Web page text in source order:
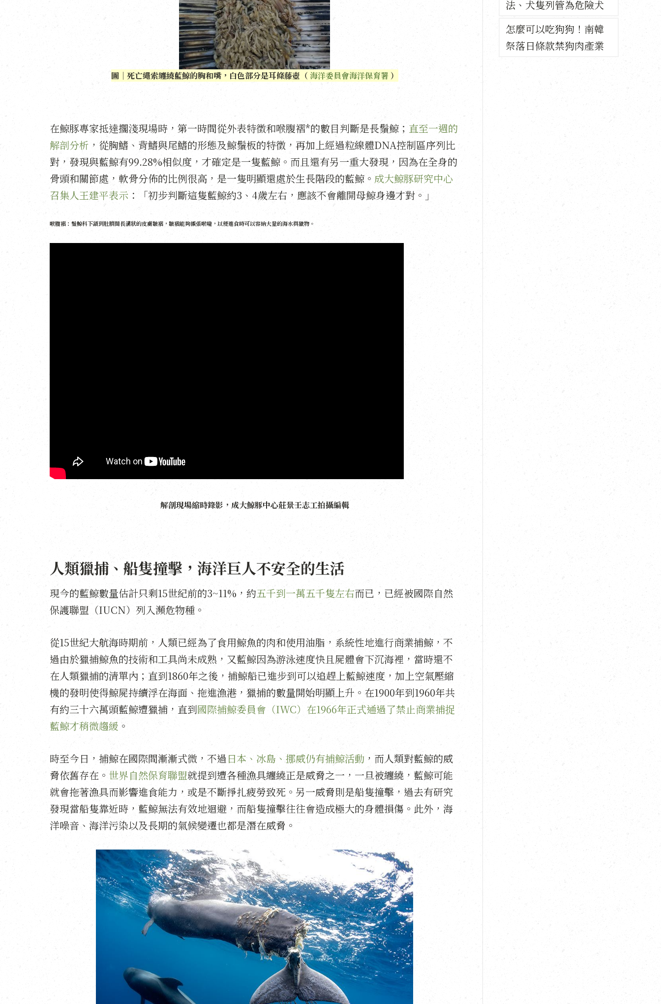
圖｜死亡繩索纏繞藍鯨的胸和嘴，白色部分是耳條藤壺（ 海洋委員會海洋保育署 ）
在鯨豚專家抵達擱淺現場時，第一時間從外表特徵和喉腹褶*的數目判斷是長鬚鯨； 直至一週的
解剖分析 ，從胸鰭、背鰭與尾鰭的形態及鯨鬚板的特徵，再加上經過粒線體DNA控制區序列比
對，發現與藍鯨有99.28%相似度，才確定是一隻藍鯨。而且還有另一重大發現，因為在全身的
骨頭和關節處，軟骨分佈的比例很高，是一隻明顯還處於生長階段的藍鯨。 成大鯨豚研究中心
召集人王建平表示 ：「初步判斷這隻藍鯨約3、4歲左右，應該不會離開母鯨身邊才對。」
喉腹褶：鬚鯨科下頷到肚臍間長溝狀的皮膚皺褶，皺褶能夠擴張喉嚨，以便進食時可以容納大量的海水與獵物。
解剖現場縮時錄影， 成大鯨豚中心莊景壬志工拍攝編輯
人類獵捕、船隻撞擊，海洋巨人不安全的生活
現今的藍鯨數量估計只剩15世紀前的3~11%，約五千到一萬五千隻左右而已，已經被國際自然
保護聯盟（IUCN）列入瀕危物種。
從15世紀大航海時期前，人類已經為了食用鯨魚的肉和使用油脂，系統性地進行商業捕鯨，不
過由於獵捕鯨魚的技術和工具尚未成熟，又藍鯨因為游泳速度快且屍體會下沉海裡，當時還不
在人類獵捕的清單內；直到1860年之後，捕鯨船已進步到可以追趕上藍鯨速度，加上空氣壓縮
機的發明使得鯨屍持續浮在海面、拖進漁港，獵捕的數量開始明顯上升。在1900年到1960年共
有約三十六萬頭藍鯨遭獵捕，直到國際捕鯨委員會（IWC）在1966年正式通過了禁止商業捕捉
藍鯨才稍微趨緩 。
時至今日，捕鯨在國際間漸漸式微，不過日本、冰島、挪威仍有捕鯨活動 ，而人類對藍鯨的威
脅依舊存在。 世界自然保育聯盟就提到遭各種漁具纏繞正是威脅之一，一旦被纏繞，藍鯨可能
就會拖著漁具而影響進食能力，或是不斷掙扎疲勞致死。另一威脅則是船隻撞擊，過去有研究
發現當船隻靠近時，藍鯨無法有效地迴避，而船隻撞擊往往會造成極大的身體損傷。此外，海
洋噪音、海洋污染以及長期的氣候變遷也都是潛在威脅。
法、犬隻列管為危險犬
怎麼可以吃狗狗！南韓
祭落日條款禁狗肉產業